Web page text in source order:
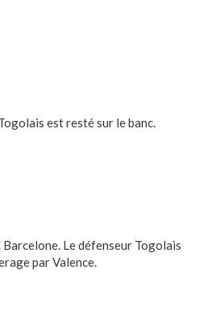
est resté sur le banc.
Le défenseur Togolais
par Valence.